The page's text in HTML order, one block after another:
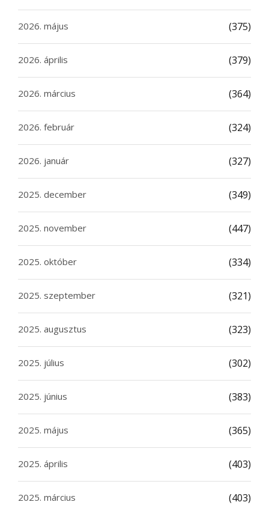
2026. május (375)
2026. április (379)
2026. március (364)
2026. február (324)
2026. január (327)
2025. december (349)
2025. november (447)
2025. október (334)
2025. szeptember (321)
2025. augusztus (323)
2025. július (302)
2025. június (383)
2025. május (365)
2025. április (403)
2025. március (403)